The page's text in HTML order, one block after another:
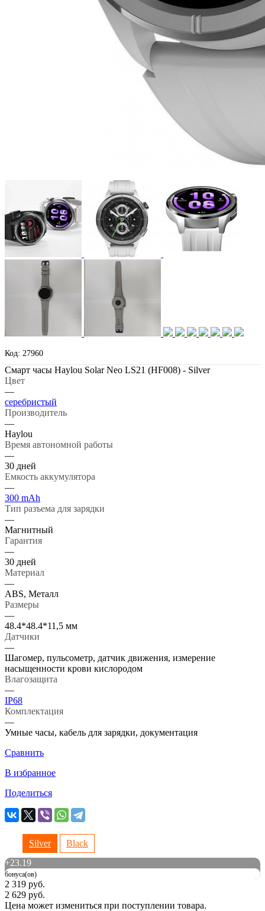
Код: 27960
Смарт часы Haylou Solar Neo LS21 (HF008) - Silver
Цвет
—
серебристый
Производитель
—
Haylou
Время автономной работы
—
30 дней
Емкость аккумулятора
—
300 mAh
Тип разъема для зарядки
—
Магнитный
Гарантия
—
30 дней
Материал
—
ABS, Металл
Размеры
—
48.4*48.4*11,5 мм
Датчики
—
Шагомер, пульсометр, датчик движения, измерение
насыщенности крови кислородом
Влагозащита
—
IP68
Комплектация
—
Умные часы, кабель для зарядки, документация
Сравнить
В избранное
Поделиться
Silver
Black
+23.19
бонуса(ов)
2 319 руб.
2 629 руб.
Цена может измениться при поступлении товара.